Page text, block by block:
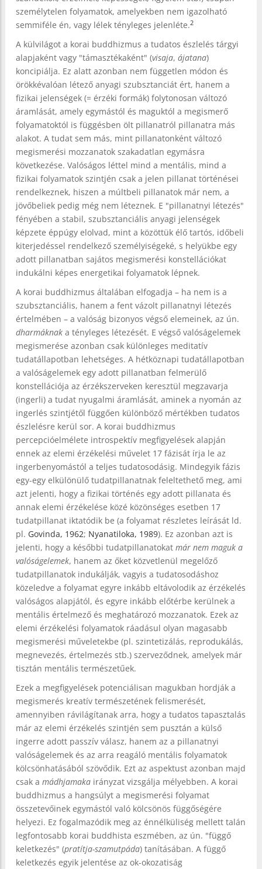
személytelen folyamatok, amelyekben nem igazolható
semmiféle én, vagy lélek tényleges jelenléte.2
A külvilágot a korai buddhizmus a tudatos észlelés tárgyi
alapjaként vagy "támasztékaként" (visaja, ájatana)
koncipiálja. Ez alatt azonban nem független módon és
örökkévalóan létező anyagi szubsztanciát ért, hanem a
fizikai jelenségek (= érzéki formák) folytonosan változó
áramlását, amely egymástól és maguktól a megismerő
folyamatoktól is függésben ölt pillanatról pillanatra más
alakot. A tudat sem más, mint pillanatonként változó
megismerési mozzanatok szakadatlan egymásra
következése. Valóságos léttel mind a mentális, mind a
fizikai folyamatok szintjén csak a jelen pillanat történései
rendelkeznek, hiszen a múltbeli pillanatok már nem, a
jövőbeliek pedig még nem léteznek. E "pillanatnyi létezés"
fényében a stabil, szubsztanciális anyagi jelenségek
képzete éppúgy elolvad, mint a közöttük élő tartós, időbeli
kiterjedéssel rendelkező személyiségeké, s helyükbe egy
adott pillanatban sajátos megismerési konstellációkat
indukálni képes energetikai folyamatok lépnek.
A korai buddhizmus általában elfogadja – ha nem is a
szubsztanciális, hanem a fent vázolt pillanatnyi létezés
értelmében – a valóság bizonyos végső elemeinek, az ún.
dharmáknak a tényleges létezését. E végső valóságelemek
megismerése azonban csak különleges meditatív
tudatállapotban lehetséges. A hétköznapi tudatállapotban
a valóságelemek egy adott pillanatban felmerülő
konstellációja az érzékszerveken keresztül megzavarja
(ingerli) a tudat nyugalmi áramlását, aminek a nyomán az
ingerlés szintjétől függően különböző mértékben tudatos
észlelésre kerül sor. A korai buddhizmus
percepcióelmélete introspektív megfigyelések alapján
ennek az elemi érzékelési művelet 17 fázisát írja le az
ingerbenyomástól a teljes tudatosodásig. Mindegyik fázis
egy-egy elkülönülő tudatpillanatnak feleltethető meg, ami
azt jelenti, hogy a fizikai történés egy adott pillanata és
annak elemi érzékelése közé közönséges esetben 17
tudatpillanat iktatódik be (a folyamat részletes leírását ld.
pl. Govinda, 1962; Nyanatiloka, 1989). Ez azonban azt is
jelenti, hogy a későbbi tudatpillanatokat már nem maguk a
valóságelemek, hanem az őket közvetlenül megelőző
tudatpillanatok indukálják, vagyis a tudatosodáshoz
közeledve a folyamat egyre inkább eltávolodik az érzékelés
valóságos alapjától, és egyre inkább előtérbe kerülnek a
mentális értelmező és meghatározó mozzanatok. Ezek az
elemi érzékelési folyamatok ráadásul olyan magasabb
megismerési műveletekbe (pl. szintetizálás, reprodukálás,
megnevezés, értelmezés stb.) szerveződnek, amelyek már
tisztán mentális természetűek.
Ezek a megfigyelések potenciálisan magukban hordják a
megismerés kreatív természetének felismerését,
amennyiben rávilágítanak arra, hogy a tudatos tapasztalás
már az elemi érzékelés szintjén sem pusztán a külső
ingerre adott passzív válasz, hanem az a pillanatnyi
valóságelemek és az arra reagáló mentális folyamatok
kölcsönhatásából szövődik. Ezt az aspektust azonban majd
csak a mádhjamaka irányzat vizsgálja mélyebben. A korai
buddhizmus a hangsúlyt a megismerési folyamat
összetevőinek egymástól való kölcsönös függőségére
helyezi. Ez fogalmazódik meg az énnélküliség mellett talán
legfontosabb korai buddhista eszmében, az ún. "függő
keletkezés" (pratítja-szamutpáda) tanításában. A függő
keletkezés egyik jelentése az ok-okozatiság